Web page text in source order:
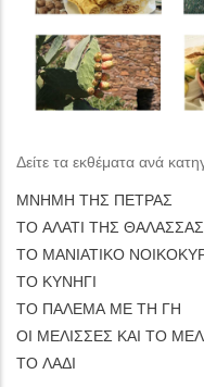
Δείτε τα εκθέματα ανά
ΜΝΗΜΗ ΤΗΣ ΠΕΤΡΑΣ
ΤΟ ΑΛΑΤΙ ΤΗΣ ΘΑΛΑΣΣΑΣ
ΤΟ ΜΑΝΙΑΤΙΚΟ
ΤΟ ΚΥΝΗΓΙ
ΤΟ ΠΑΛΕΜΑ ΜΕ ΤΗ ΓΗ
ΟΙ ΜΕΛΙΣΣΕΣ ΚΑΙ ΤΟ
ΤΟ ΛΑΔΙ